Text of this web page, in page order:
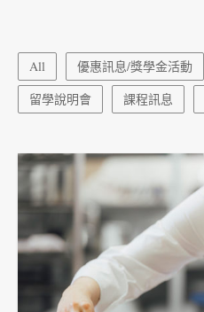
All 優惠訊息/獎學金活動
留學說明會
課程訊息